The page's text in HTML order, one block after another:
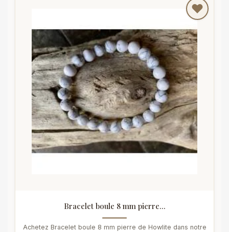
Bracelet boule 8 mm pierre...
Achetez Bracelet boule 8 mm pierre de Howlite dans notre